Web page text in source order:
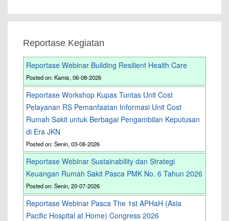
Reportase Kegiatan
Reportase Webinar Building Resilient Health Care
Posted on: Kamis, 06-08-2026
Reportase Workshop Kupas Tuntas Unit Cost
Pelayanan RS Pemanfaatan Informasi Unit Cost
Rumah Sakit untuk Berbagai Pengambilan Keputusan
di Era JKN
Posted on: Senin, 03-08-2026
Reportase Webinar Sustainability dan Strategi
Keuangan Rumah Sakit Pasca PMK No. 6 Tahun 2026
Posted on: Senin, 20-07-2026
Reportase Webinar Pasca The 1st APHaH (Asia
Pacific Hospital at Home) Congress 2026